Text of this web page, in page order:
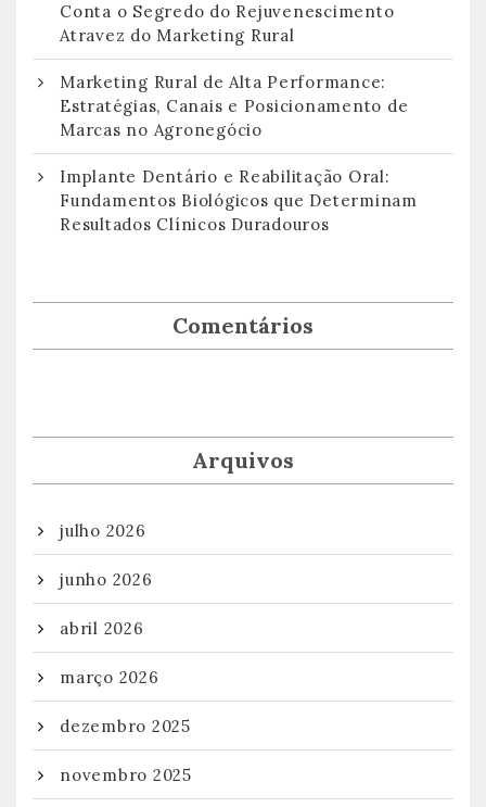
Conta o Segredo do Rejuvenescimento
Atravez do Marketing Rural
Marketing Rural de Alta Performance:
Estratégias, Canais e Posicionamento de
Marcas no Agronegócio
Implante Dentário e Reabilitação Oral:
Fundamentos Biológicos que Determinam
Resultados Clínicos Duradouros
Comentários
Arquivos
julho 2026
junho 2026
abril 2026
março 2026
dezembro 2025
novembro 2025